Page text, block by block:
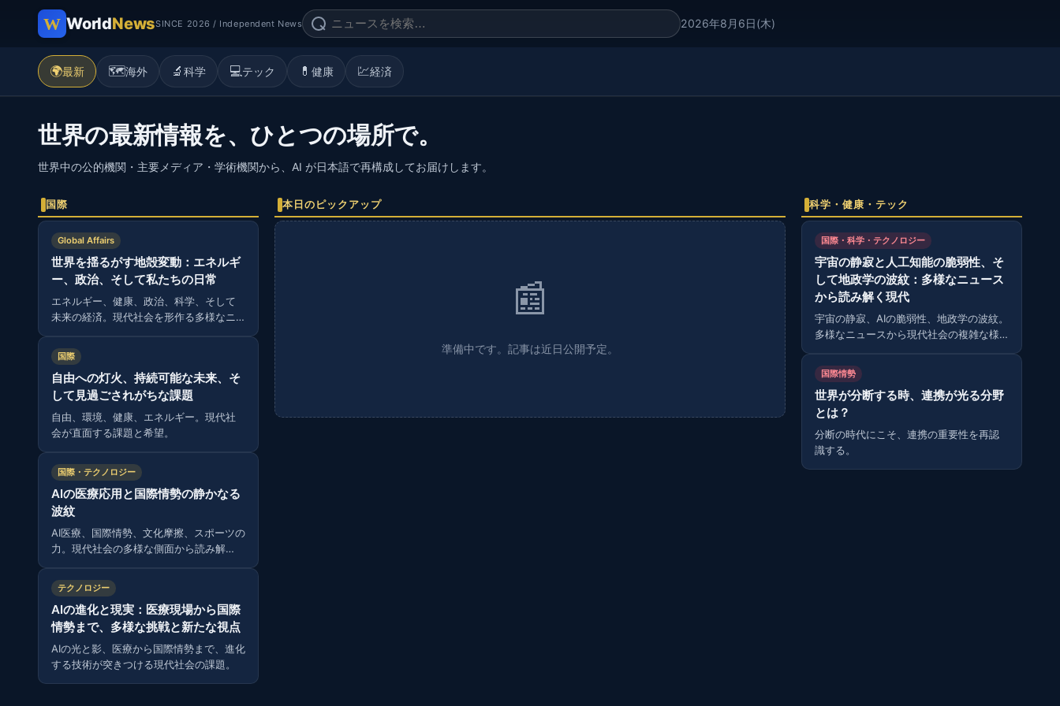
WorldNewsSINCE 2026 / Independent News 2026年8月6日(木)
🌍最新 🗺️海外 🔬 科学 💻テック 💊 健康 💹経済
世界の最新情報を、ひとつの場所で。
世界中の公的機関・主要メディア・学術機関から、AI が日本語で再構成してお届けします。
国際
Global Affairs
世界を揺るがす地殻変動：エネルギ
ー、政治、そして私たちの日常
エネルギー、健康、政治、科学、そして
未来の経済。現代社会を形作る多様なニ
点。
国際
自由への灯火、持続可能な未来、そ
して見過ごされがちな課題
自由、環境、健康、エネルギー。現代社
会が直面する課題と希望。
国際・テクノロジー
AIの医療応用と国際情勢の静かなる
波紋
AI医療、国際情勢、文化摩擦、スポーツの
力。現代社会の多様な側面から読み解
テクノロジー
AIの進化と現実：医療現場から国際
情勢まで、多様な挑戦と新たな視点
AIの光と影、医療から国際情勢まで、進化
する技術が突きつける現代社会の課題。
本日のピックアップ
📰
準備中です。記事は近日公開予定。
科学・健康・テック
国際・科学・テクノロジー
宇宙の静寂と人工知能の脆弱性、そ
して地政学の波紋：多様なニュース
から読み解く現代
宇宙の静寂、AIの脆弱性、地政学の波紋。
多様なニュースから現代社会の複雑な様
国際情勢
世界が分断する時、連携が光る分野
とは？
分断の時代にこそ、連携の重要性を再認
識する。